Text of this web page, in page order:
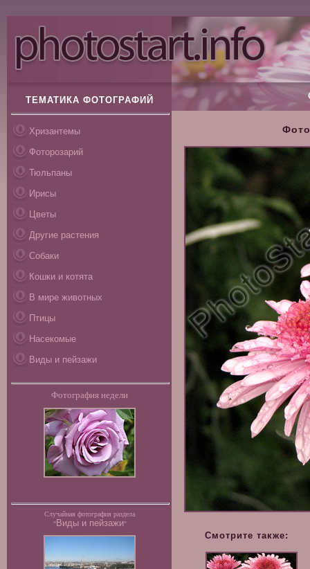
ТЕМАТИКА ФОТОГРАФИЙ
Хризантемы
Фоторозарий
Тюльпаны
Ирисы
Цветы
Другие растения
Собаки
Кошки и котята
В мире животных
Птицы
Насекомые
Виды и пейзажи
Фотография недели
Случайная фотография раздела
"Виды и пейзажи"
Смотрите также: